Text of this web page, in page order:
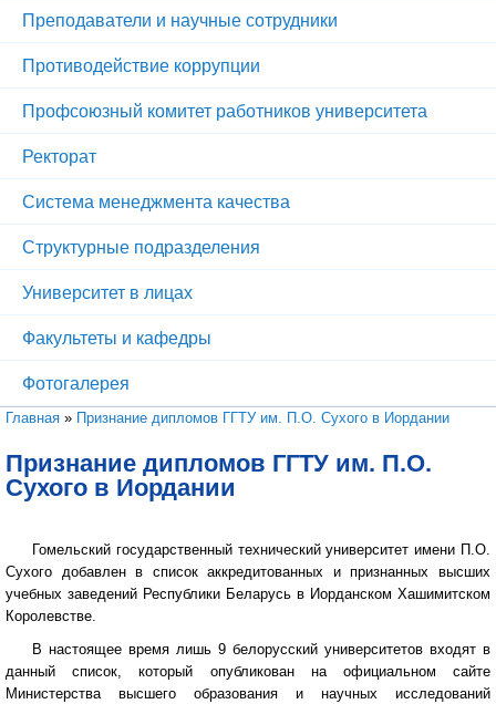
Преподаватели и научные сотрудники
Противодействие коррупции
Профсоюзный комитет работников университета
Ректорат
Система менеджмента качества
Структурные подразделения
Университет в лицах
Факультеты и кафедры
Фотогалерея
Вы здесь
Главная » Признание дипломов ГГТУ им. П.О. Сухого в Иордании
Признание дипломов ГГТУ им. П.О.
Сухого в Иордании
Гомельский государственный технический университет имени П.О.
Сухого добавлен в список аккредитованных и признанных высших
учебных заведений Республики Беларусь в Иорданском Хашимитском
Королевстве.
В настоящее время лишь 9 белорусский университетов входят в
данный список, который опубликован на официальном сайте
Министерства высшего образования и научных исследований